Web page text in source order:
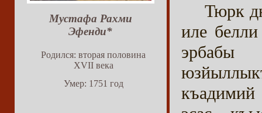
Мустафа Рахми
Эфенди*
Родился: вторая половина
XVII века
Умер: 1751 год
Тюрк
иле
эрбабы
къадимий